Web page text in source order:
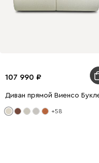
107 990
Диван прямой Виенсо
+58